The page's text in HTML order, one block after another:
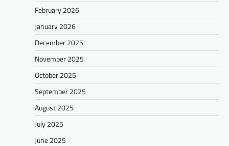
February 2026
January 2026
December 2025
November 2025
October 2025
September 2025
August 2025
July 2025
June 2025